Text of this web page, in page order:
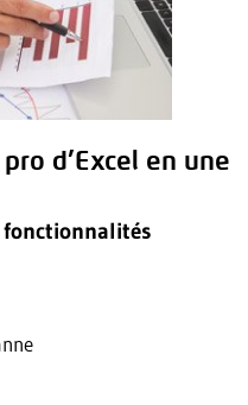
d’Excel en une
fonctionnalités